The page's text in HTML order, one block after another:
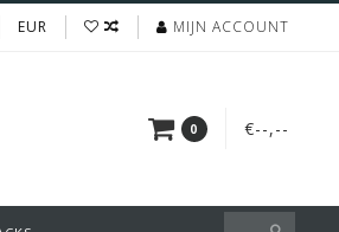
EUR MIJN ACCOUNT
0 €--,--